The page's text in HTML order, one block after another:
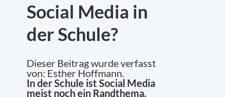
Social Media in
der Schule?
Dieser Beitrag wurde verfasst
von: Esther Hoffmann.
In der Schule ist Social Media
meist noch ein Randthema.